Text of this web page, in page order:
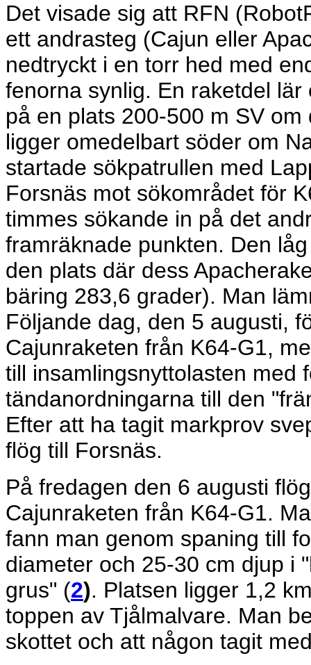
Det visade sig att RFN
ett andrasteg (Cajun eller
nedtryckt i en torr hed med
fenorna synlig. En raketdel
på en plats 200-500 m SV
ligger omedelbart söder om
startade sökpatrullen med
Forsnäs mot sökområdet för
timmes sökande in på det
framräknade punkten. Den
den plats där dess
bäring 283,6 grader). Man
Följande dag, den 5 augusti,
Cajunraketen från K64-G1,
till insamlingsnyttolasten med
tändanordningarna till den
Efter att ha tagit markprov
flög till Forsnäs.
På fredagen den 6 augusti
Cajunraketen från K64-G1.
fann man genom spaning till
diameter och 25-30 cm djup i
grus" (2). Platsen ligger 1,2
toppen av Tjålmalvare. Man
skottet och att någon tagit